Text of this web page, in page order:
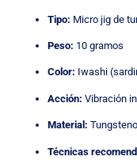
Tipo: Micro jig de
Peso: 10 gramos
Color: Iwashi
Acción: Vibración
Material:
Técnicas